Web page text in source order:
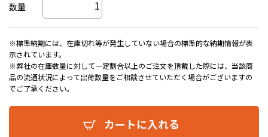
数量
※標準納期には、在庫切れ等が発生していない場合の標準的な納期情報が表
示されています。
※弊社の在庫数量に対して一定割合以上のご注文を頂戴した際には、当該商
品の流通状況によって出荷数量をご相談させていただく場合がございますの
でご了承ください。
カートに入れる